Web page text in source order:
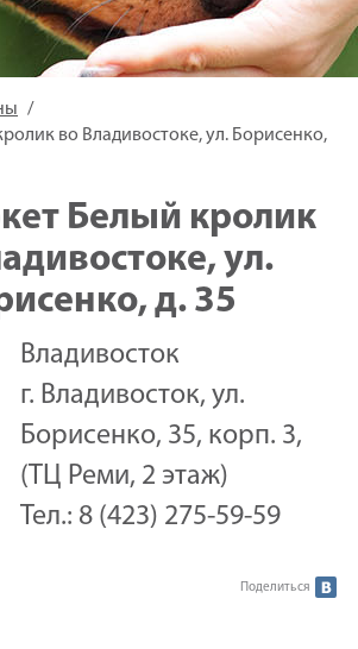
во Владивостоке, ул. Борисенко,
ул.
д. 35
Владивосток
г. Владивосток, ул.
Борисенко, 35, корп. 3,
(ТЦ Реми, 2 этаж)
Тел.: 8 (423) 275-59-59
Поделиться